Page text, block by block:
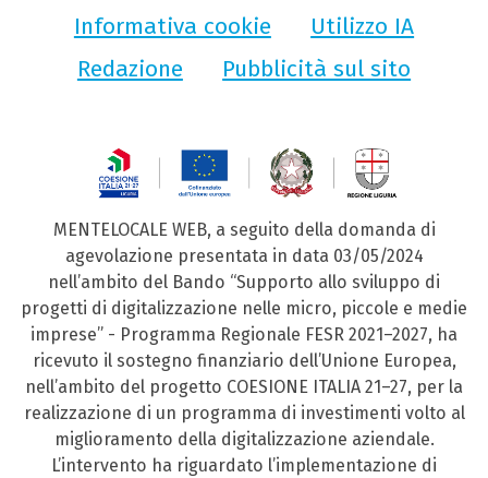
Informativa cookie
Utilizzo IA
Redazione
Pubblicità sul sito
MENTELOCALE WEB, a seguito della domanda di
agevolazione presentata in data 03/05/2024
nell’ambito del Bando “Supporto allo sviluppo di
progetti di digitalizzazione nelle micro, piccole e medie
imprese” - Programma Regionale FESR 2021–2027, ha
ricevuto il sostegno finanziario dell’Unione Europea,
nell’ambito del progetto COESIONE ITALIA 21–27, per la
realizzazione di un programma di investimenti volto al
miglioramento della digitalizzazione aziendale.
L’intervento ha riguardato l’implementazione di